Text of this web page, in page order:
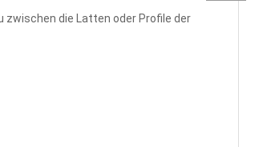
die Latten oder Profile der